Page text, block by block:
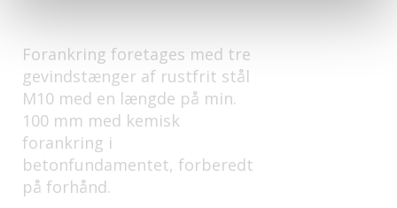
Forankring foretages med tre
gevindstænger af rustfrit stål
M10 med en længde på min.
100 mm med kemisk
forankring i
betonfundamentet, forberedt
på forhånd.